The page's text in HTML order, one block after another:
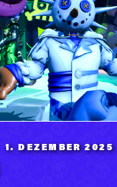
1. DEZEMBER 2025